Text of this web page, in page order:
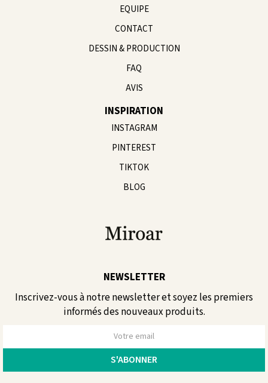
EQUIPE
CONTACT
DESSIN & PRODUCTION
FAQ
AVIS
INSPIRATION
INSTAGRAM
PINTEREST
TIKTOK
BLOG
NEWSLETTER
Inscrivez-vous à notre newsletter et soyez les premiers
informés des nouveaux produits.